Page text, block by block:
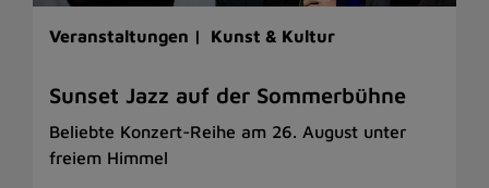
Veranstaltungen | Kunst & Kultur
Sunset Jazz auf der Sommerbühne
Beliebte Konzert-Reihe am 26. August unter
freiem Himmel